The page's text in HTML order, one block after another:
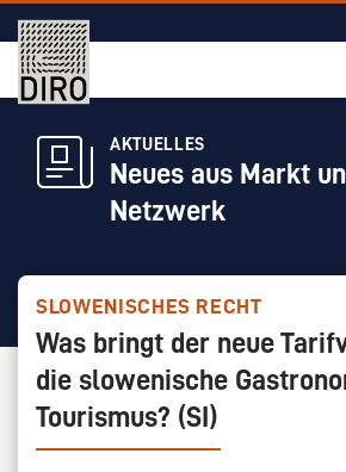
AKTUELLES
Neues aus Markt
Netzwerk
SLOWENISCHES RECHT
Was bringt der neue
die slowenische
Tourismus? (SI)